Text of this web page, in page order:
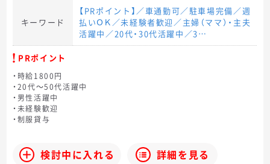
キーワード
【PRポイント】／車通勤可／駐車場完備／週
払いＯＫ／未経験者歓迎／主婦（ママ）・主夫
活躍中／20代・30代活躍中／3…
PRポイント
・時給1800円
・20代～50代活躍中
・男性活躍中
・未経験歓迎
・制服貸与
検討中に入れる 詳細を見る